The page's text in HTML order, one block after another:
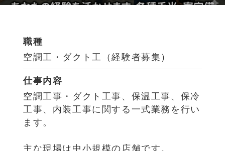
職種
空調工・ダクト工（経験者募集）
仕事内容
空調工事・ダクト工事、保温工事、保冷
工事、内装工事に関する一式業務を行い
ます。
主な現場は中小規模の店舗です。